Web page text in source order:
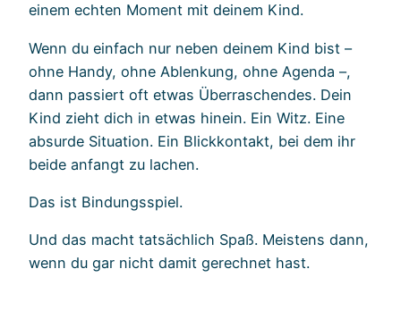
einem echten Moment mit deinem Kind.
Wenn du einfach nur neben deinem Kind bist –
ohne Handy, ohne Ablenkung, ohne Agenda –,
dann passiert oft etwas Überraschendes. Dein
Kind zieht dich in etwas hinein. Ein Witz. Eine
absurde Situation. Ein Blickkontakt, bei dem ihr
beide anfangt zu lachen.
Das ist Bindungsspiel.
Und das macht tatsächlich Spaß. Meistens dann,
wenn du gar nicht damit gerechnet hast.